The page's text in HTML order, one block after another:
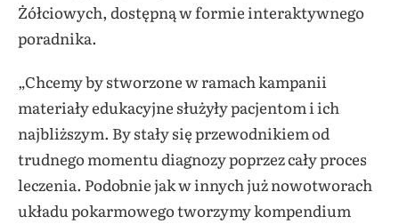
Żółciowych, dostępną w formie interaktywnego
poradnika.
„Chcemy by stworzone w ramach kampanii
materiały edukacyjne służyły pacjentom i ich
najbliższym. By stały się przewodnikiem od
trudnego momentu diagnozy poprzez cały proces
leczenia. Podobnie jak w innych już nowotworach
układu pokarmowego tworzymy kompendium